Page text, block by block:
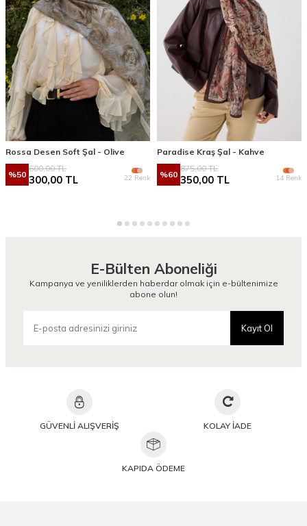
Rossa Desen Soft Şal - Olive
%50
600,00TL
300,00 TL 22 Renk
Paradise Kraş Şal - Kahve
%60
875,00TL
350,00 TL 14 Renk
E-Bülten Aboneliği
Kampanya ve yeniliklerden haberdar olmak için e-bültenimize
abone olun!
Kayıt Ol
GÜVENLİ ALIŞVERİŞ KOLAY İADE
KAPIDA ÖDEME